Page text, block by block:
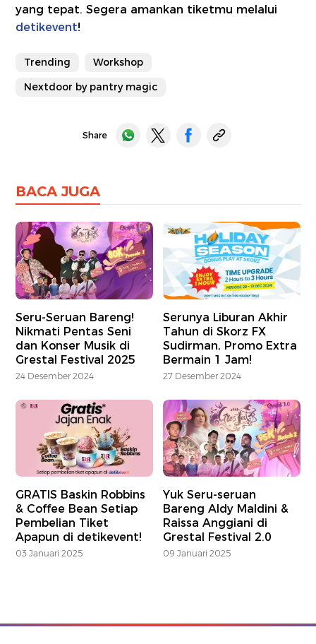
yang tepat. Segera amankan tiketmu melalui
detikevent!
Trending
Workshop
Nextdoor by pantry magic
Share
BACA JUGA
Seru-Seruan Bareng!
Nikmati Pentas Seni
dan Konser Musik di
Grestal Festival 2025
24 Desember 2024
Serunya Liburan Akhir
Tahun di Skorz FX
Sudirman, Promo Extra
Bermain 1 Jam!
27 Desember 2024
GRATIS Baskin Robbins
& Coffee Bean Setiap
Pembelian Tiket
Apapun di detikevent!
03 Januari 2025
Yuk Seru-seruan
Bareng Aldy Maldini &
Raissa Anggiani di
Grestal Festival 2.0
09 Januari 2025